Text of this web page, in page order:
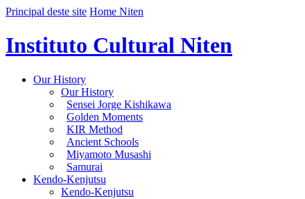
Principal deste site Home Niten
Instituto Cultural Niten
Our History
Our History
Sensei Jorge Kishikawa
Golden Moments
KIR Method
Ancient Schools
Miyamoto Musashi
Samurai
Kendo-Kenjutsu
Kendo-Kenjutsu